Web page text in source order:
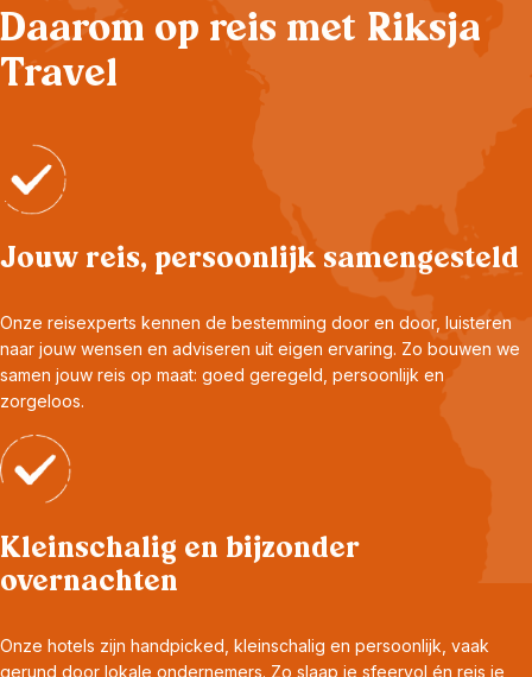
Daarom op reis met Riksja
Travel
Jouw reis, persoonlijk samengesteld
Onze reisexperts kennen de bestemming door en door, luisteren
naar jouw wensen en adviseren uit eigen ervaring. Zo bouwen we
samen jouw reis op maat: goed geregeld, persoonlijk en
zorgeloos.
Kleinschalig en bijzonder
overnachten
Onze hotels zijn handpicked, kleinschalig en persoonlijk, vaak
gerund door lokale ondernemers. Zo slaap je sfeervol én reis je